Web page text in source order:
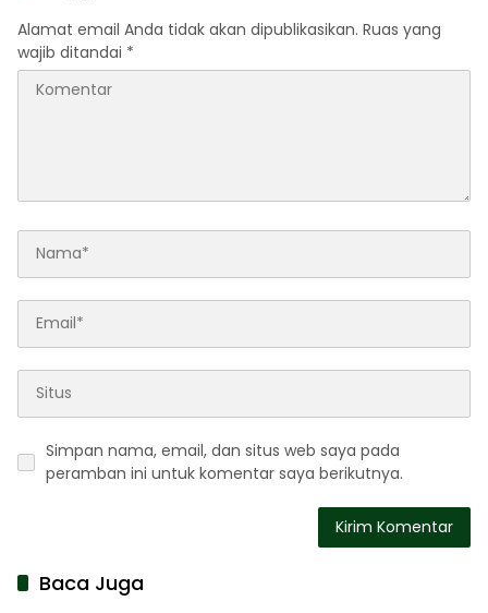
Alamat email Anda tidak akan dipublikasikan. Ruas yang
wajib ditandai *
Simpan nama, email, dan situs web saya pada
peramban ini untuk komentar saya berikutnya.
Baca Juga